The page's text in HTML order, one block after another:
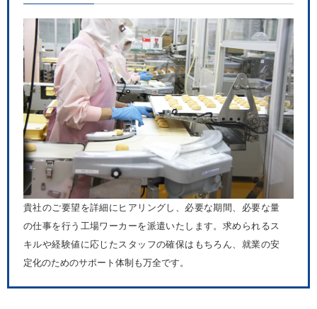
貴社のご要望を詳細にヒアリングし、必要な期間、必要な量
の仕事を行う工場ワーカーを派遣いたします。求められるス
キルや経験値に応じたスタッフの確保はもちろん、就業の安
定化のためのサポート体制も万全です。